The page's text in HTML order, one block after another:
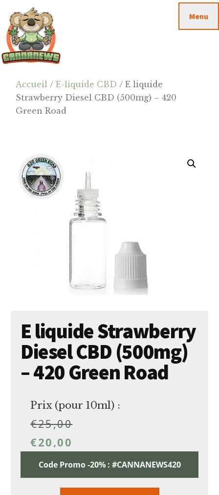
contenu
principal
barre
latérale
principale
footer
Cannanews.fr
Menu
Accueil /E-liquide CBD / E liquide
Strawberry Diesel CBD (500mg) – 420
Green Road
E liquide Strawberry
Diesel CBD (500mg)
– 420 Green Road
Prix (pour 10ml) :
€25,00
€20,00
Code Promo -20% : #CANNANEWS420